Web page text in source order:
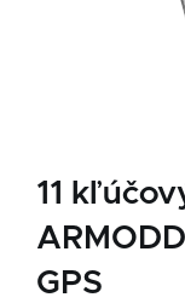
11
GPS